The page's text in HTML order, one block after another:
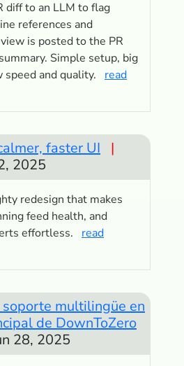
diff to an LLM to flag
references and
is posted to the PR
Simple setup, big
speed and quality.
read
faster UI
|
2025
redesign that makes
feed health, and
effortless.
read
multilingüe en
de DownToZero
28, 2025